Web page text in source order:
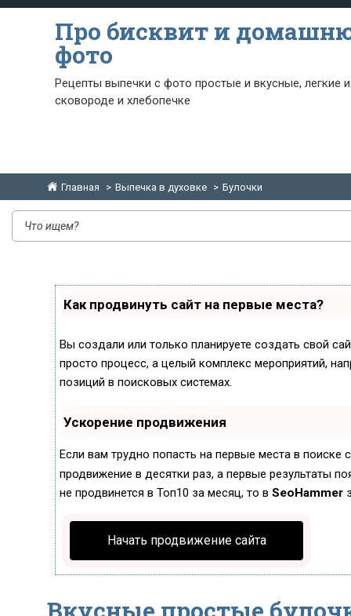
Про бисквит и
фото
Рецепты выпечки с фото простые и вкусные, легкие
сковороде и хлебопечке
Главная Выпечка в духовке Булочки
Как продвинуть сайт на первые места?
Вы создали или только планируете создать свой
просто процесс, а целый комплекс мероприятий,
позиций в поисковых системах.
Ускорение продвижения
Если вам трудно попасть на первые места в поиске
продвижение в десятки раз, а первые результаты
не продвинется в Топ10 за месяц, то в SeoHammer
Начать продвижение сайта